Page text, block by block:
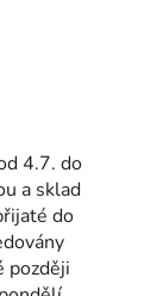
4.7. do
a sklad
do
později